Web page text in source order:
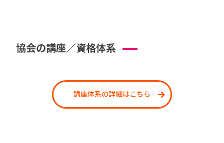
協会の講座／資格体系
講座体系の詳細はこちら